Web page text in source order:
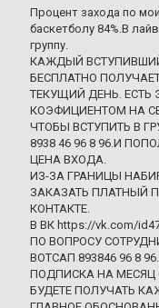
Процент захода по
баскетболу 84%.В
группу.
КАЖДЫЙ
БЕСПЛАТНО
ТЕКУЩИЙ ДЕНЬ. ЕСТЬ
КОЭФИЦИЕНТОМ НА
ЧТОБЫ ВСТУПИТЬ В
8938 46 96 8 96.И
ЦЕНА ВХОДА.
ИЗ-ЗА ГРАНИЦЫ
ЗАКАЗАТЬ ПЛАТНЫЙ
КОНТАКТЕ.
В ВК https://vk.com/
ПО ВОПРОСУ
ВОТСАП 893846 96 8 96.
ПОДПИСКА НА МЕСЯЦ
БУДЕТЕ ПОЛУЧАТЬ